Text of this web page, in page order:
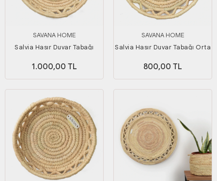
SAVANA HOME
Salvia Hasır Duvar Tabağı
1.000,00 TL
SAVANA HOME
Salvia Hasır Duvar Tabağı Orta
800,00 TL